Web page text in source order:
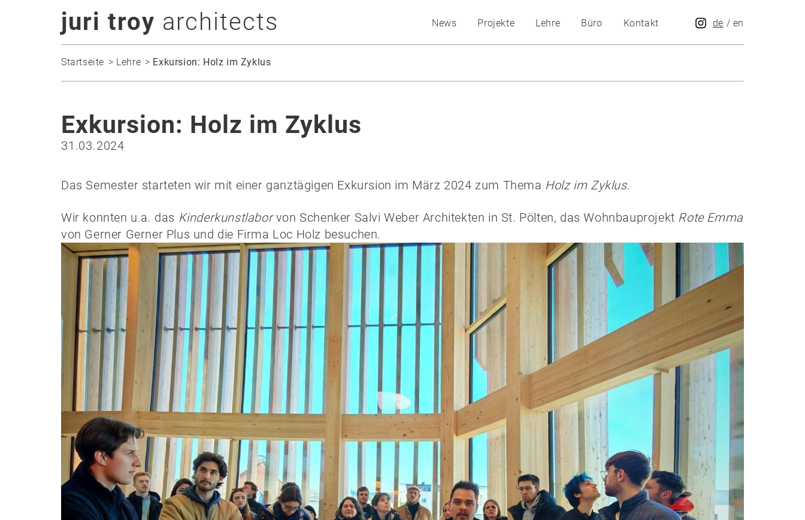
juri troy architects de / en
News Projekte Lehre Büro Kontakt
Startseite Lehre Exkursion: Holz im Zyklus
Exkursion: Holz im Zyklus
31.03.2024
Das Semester starteten wir mit einer ganztägigen Exkursion im März 2024 zum Thema Holz im Zyklus.
Wir konnten u.a. das Kinderkunstlaborvon Schenker Salvi Weber Architekten in St. Pölten, das Wohnbauprojekt Rote Emma
von Gerner Gerner Plus und die Firma Loc Holz besuchen.